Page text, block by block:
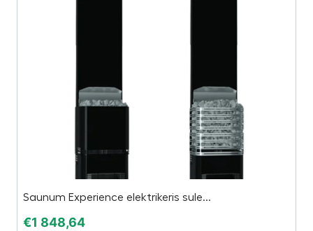
Saunum Experience elektrikeris sule...
€1 848,64